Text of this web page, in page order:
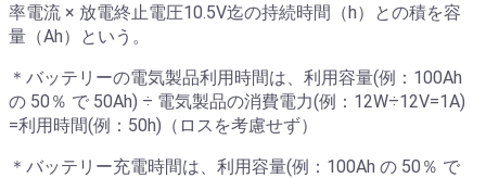
率電流 × 放電終止電圧10.5V迄の持続時間（h）との積を容
量（Ah）という。
＊バッテリーの電気製品利用時間は、利用容量(例：100Ah
の 50％ で 50Ah) ÷ 電気製品の消費電力(例：12W÷12V=1A)
=利用時間(例：50h)（ロスを考慮せず）
＊バッテリー充電時間は、利用容量(例：100Ah の 50％ で